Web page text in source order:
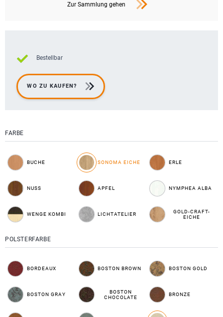
Zur Sammlung gehen
Bestellbar
WO ZU KAUFEN?
FARBE
BUCHE SONOMA EICHE ERLE
NUSS APFEL NYMPHEA ALBA
WENGE KOMBI LICHTATELIER
GOLD-CRAFT-
EICHE
POLSTERFARBE
BORDEAUX BOSTON BROWN BOSTON GOLD
BOSTON GRAY
BOSTON
CHOCOLATE
BRONZE